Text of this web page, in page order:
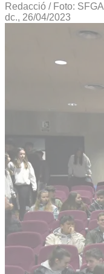
Redacció / Foto: SFGA
dc., 26/04/2023